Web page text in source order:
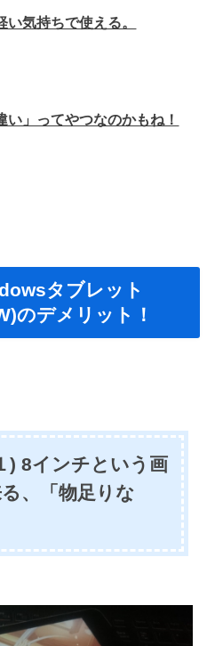
い気持ちで使える。
い」ってやつなのかもね！
タブレット
のデメリット！
) 8インチという画
、「物足りな